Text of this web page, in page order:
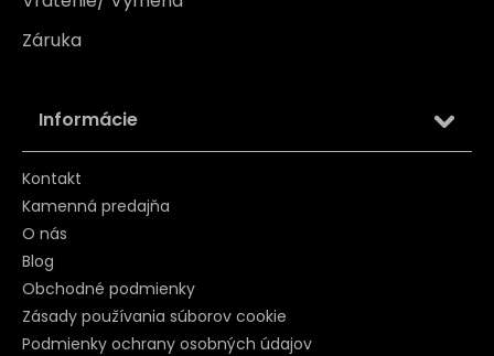
Záruka
Informácie
Kontakt
Kamenná predajňa
O nás
Blog
Obchodné podmienky
Zásady používania súborov cookie
Podmienky ochrany osobných údajov